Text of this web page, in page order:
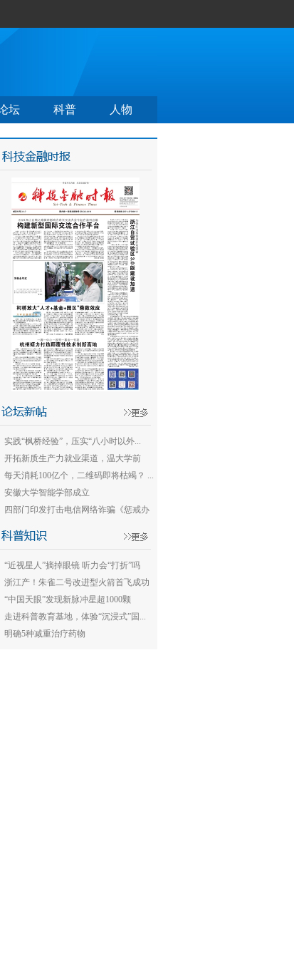
坛 科普 人物
实践“枫桥经验”，压实“八小时以外...
开拓新质生产力就业渠道，温大学前
教...
每天消耗100亿个，二维码即将枯竭？ ...
安徽大学智能学部成立
四部门印发打击电信网络诈骗《惩戒办
“近视星人”摘掉眼镜 听力会“打折”吗
浙江产！朱雀二号改进型火箭首飞成功
“中国天眼”发现新脉冲星超1000颗
走进科普教育基地，体验“沉浸式”国...
明确5种减重治疗药物